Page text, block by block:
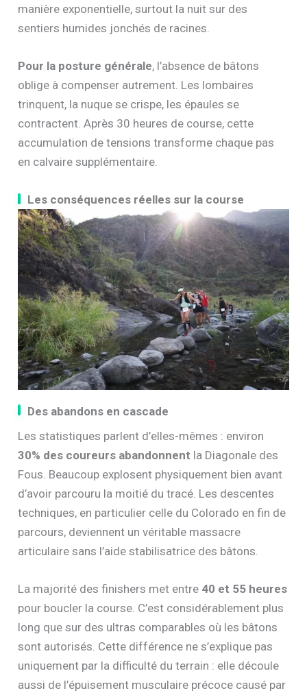
manière exponentielle, surtout la nuit sur des
sentiers humides jonchés de racines.
Pour la posture générale, l’absence de bâtons
oblige à compenser autrement. Les lombaires
trinquent, la nuque se crispe, les épaules se
contractent. Après 30 heures de course, cette
accumulation de tensions transforme chaque pas
en calvaire supplémentaire.
Les conséquences réelles sur la course
Des abandons en cascade
Les statistiques parlent d’elles-mêmes : environ
30% des coureurs abandonnent la Diagonale des
Fous. Beaucoup explosent physiquement bien avant
d’avoir parcouru la moitié du tracé. Les descentes
techniques, en particulier celle du Colorado en fin de
parcours, deviennent un véritable massacre
articulaire sans l’aide stabilisatrice des bâtons.
La majorité des finishers met entre 40 et 55 heures
pour boucler la course. C’est considérablement plus
long que sur des ultras comparables où les bâtons
sont autorisés. Cette différence ne s’explique pas
uniquement par la difficulté du terrain : elle découle
aussi de l’épuisement musculaire précoce causé par